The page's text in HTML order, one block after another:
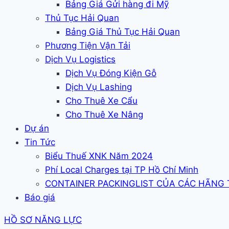
Bảng Giá Gửi hàng đi Mỹ
Thủ Tục Hải Quan
Bảng Giá Thủ Tục Hải Quan
Phương Tiện Vận Tải
Dịch Vụ Logistics
Dịch Vụ Đóng Kiện Gỗ
Dịch Vụ Lashing
Cho Thuê Xe Cẩu
Cho Thuê Xe Nâng
Dự án
Tin Tức
Biểu Thuế XNK Năm 2024
Phí Local Charges tại TP Hồ Chí Minh
CONTAINER PACKINGLIST CỦA CÁC HÃNG
Báo giá
HỒ SƠ NĂNG LỰC